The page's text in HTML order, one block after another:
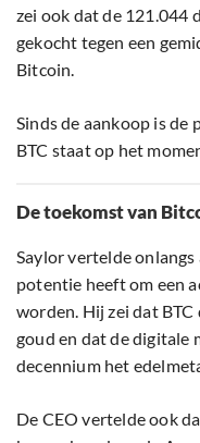
zei ook dat de 121.044
gekocht tegen een
Bitcoin.
Sinds de aankoop is de
BTC staat op het
De toekomst van
Saylor vertelde
potentie heeft om een
worden. Hij zei dat
goud en dat de digitale
decennium het
De CEO vertelde ook